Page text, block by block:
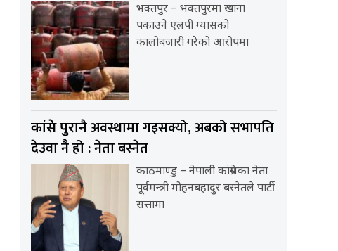
भक्तपुर – भक्तपुरमा खाना
पकाउने एलपी ग्यासको
कालोबजारी गरेको आरोपमा
कांग्रेस पुरानैअवस्थामा गइसक्यो, अबको सभापति
देउवा नै हो : नेता बस्नेत
काठमाण्डु – नेपाली कांग्रेसका नेता
पूर्वमन्त्री मोहनबहादुर बस्नेतले पार्टी
सत्तामा